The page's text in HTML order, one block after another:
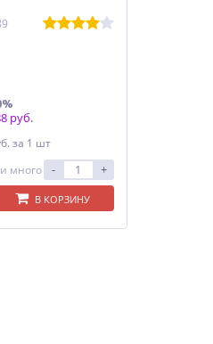
руб.
за 1 шт
много
- +
В КОРЗИНУ